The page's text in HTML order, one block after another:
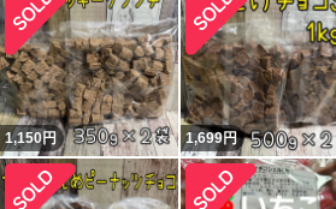
1,150円 1,699円